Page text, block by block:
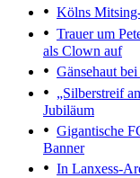
Kölns
Trauer um
als Clown auf
Gänsehaut
„Silberstreif
Jubiläum
Gigantische
Banner
In Lanxess-